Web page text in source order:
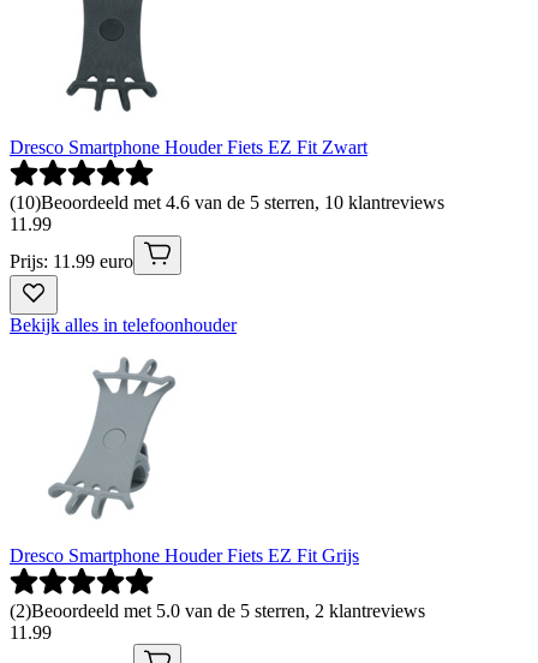
Dresco Smartphone Houder Fiets EZ Fit Zwart
(10)Beoordeeld met 4.6 van de 5 sterren, 10 klantreviews
11 .99
Prijs: 11.99 euro
Bekijk alles in telefoonhouder
Dresco Smartphone Houder Fiets EZ Fit Grijs
(2)Beoordeeld met 5.0 van de 5 sterren, 2 klantreviews
11 .99